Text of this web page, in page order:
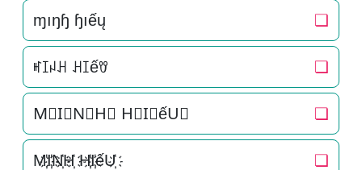
ɱıŋɧ ɧıếų ❏
ꎭꀤꈤꃅ ꃅꀤếꀎ ❏
M⃟I⃟N⃟H⃟ H⃟I⃟ếU⃟ ❏
M҉I҉N҉H҉ H҉I҉ếU҉ ❏